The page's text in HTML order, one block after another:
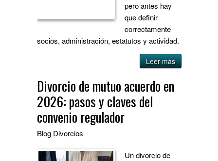
pero antes hay
que definir
correctamente
socios, administración, estatutos y actividad.
Leer más
Divorcio de mutuo acuerdo en
2026: pasos y claves del
convenio regulador
Blog Divorcios
Un divorcio de